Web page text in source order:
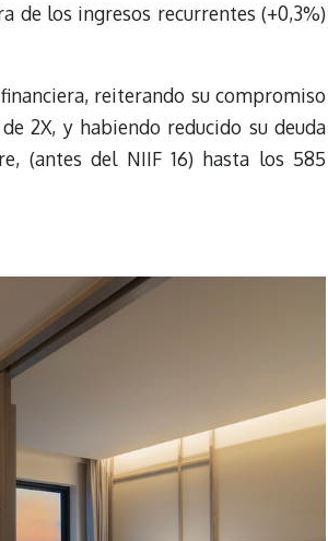
de los ingresos recurrentes (+0,3%)
reiterando su compromiso
2X, y habiendo reducido su deuda
(antes del NIIF 16) hasta los 585